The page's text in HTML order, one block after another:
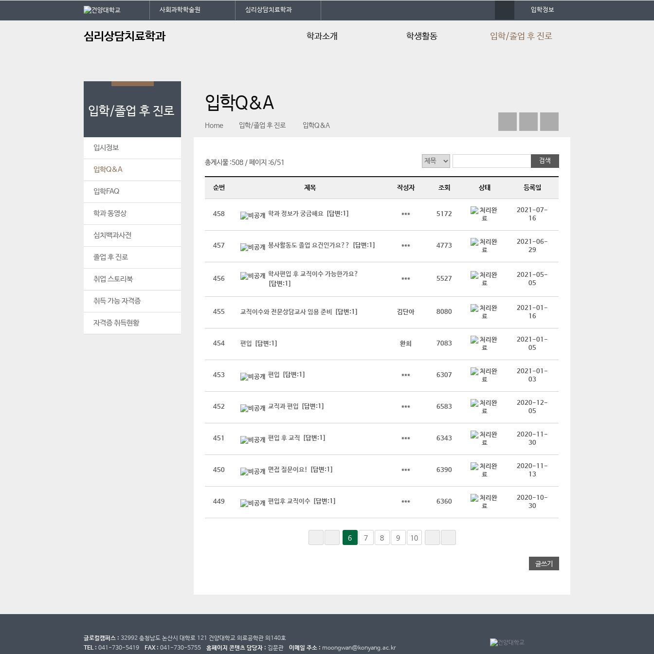
사회과학학술원 심리상담치료학과
맵
입학정보
심리상담치료학과 학과소개
교육과정 및 교과목소개
언론속의 건양
학생활동 입학/졸업 후 진로
심치백과사전
취득 가능 자격증
자격증 취득현황
입학/졸업 후 진로
입시정보
입학Q&A
입학FAQ
학과 동영상
심치백과사전
졸업 후 진로
취업 스토리북
취득 가능 자격증
자격증 취득현황
입학Q&A
Home 입학/졸업 후 진로 입학Q&A
총게시물 :508 /페이지 :6/51
순번 제목 작성자 조회 상태 등록일
458 학과 정보가 궁금해요 [답변:1] *** 5172
2021-07-
16
457 봉사활동도 졸업 요건인가요?? [답변:1] *** 4773
2021-06-
29
456
학사편입 후 교직이수 가능한가요?
[답변:1]
*** 5527
2021-05-
05
455 교직이수와 전문상담교사 임용 준비 [답변:1] 김단아 8080
2021-01-
16
454 편입 [답변:1] 환희 7083
2021-01-
05
453 편입 [답변:1] *** 6307
2021-01-
03
452 교직과 편입 [답변:1] *** 6583
2020-12-
05
451 편입 후 교직 [답변:1] *** 6343
2020-11-
30
450 면접 질문이요! [답변:1] *** 6390
2020-11-
13
449 편입후 교직이수 [답변:1] *** 6360
2020-10-
30
6 7 8 9 10
글쓰기
글로컬캠퍼스 : 32992 충청남도 논산시 대학로 121 건양대학교 의료공학관 의140호
TEL : 041-730-5419 FAX : 041-730-5755 홈페이지 콘텐츠 담당자 : 김문관 이메일 주소 : moongwan@konyang.ac.kr